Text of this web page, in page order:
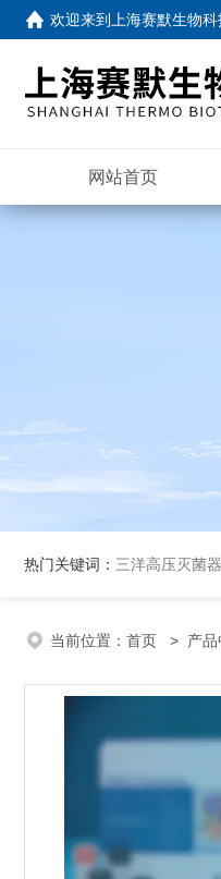
欢迎来到 上海赛默生物
网站首页
热门关键词： 三洋高压灭菌
当前位置： 首页 > 产